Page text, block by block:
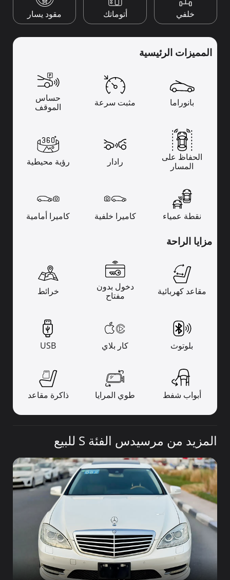
خلفي أتوماتك مقود يسار
المميزات الرئيسية
بانوراما مثبت سرعة
حساس
الموقف
الحفاظ على
المسار
رادار رؤية محيطية
نقطة عمياء كاميرا خلفية كاميرا أمامية
مزايا الراحة
مقاعد كهربائية
دخول بدون
مفتاح
خرائط
بلوتوث كار بلاي USB
أبواب شفط طوي المرايا ذاكرة مقاعد
المزيد من مرسيدس الفئة S للبيع